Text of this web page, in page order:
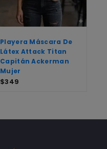
Playera Máscara De
Látex Attack Titan
Capitán Ackerman
Mujer
$349